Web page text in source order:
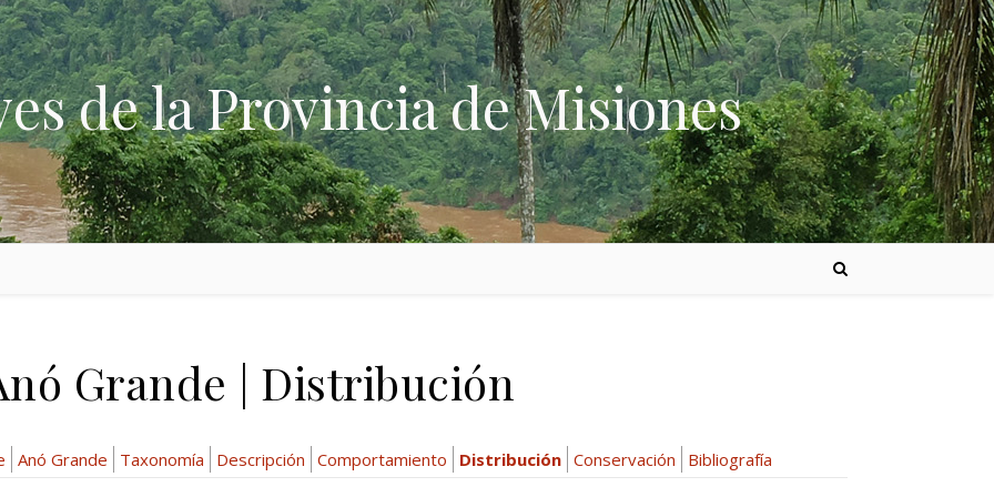
de la Provincia de Misiones
Grande | Distribución
Anó Grande Taxonomía Descripción Comportamiento Distribución Conservación Bibliografía